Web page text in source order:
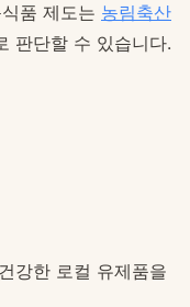
품 제도는 농림축산
판단할 수 있습니다.
강한 로컬 유제품을